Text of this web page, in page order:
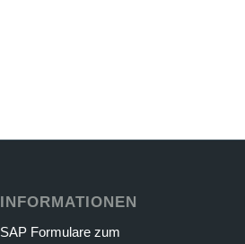
INFORMATIONEN
SAP Formulare zum